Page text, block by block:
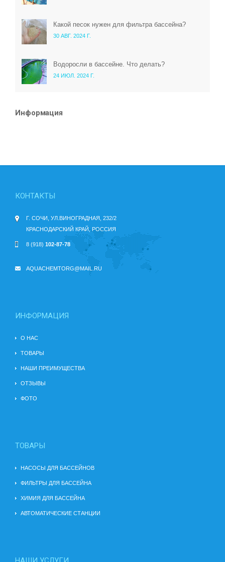
Какой песок нужен для фильтра бассейна?
30 АВГ. 2024 Г.
Водоросли в бассейне. Что делать?
24 ИЮЛ. 2024 Г.
Информация
КОНТАКТЫ
Г. СОЧИ, УЛ.ВИНОГРАДНАЯ, 232/2
КРАСНОДАРСКИЙ КРАЙ, РОССИЯ
8 (918) 102-87-78
AQUACHEMTORG@MAIL.RU
ИНФОРМАЦИЯ
О НАС
ТОВАРЫ
НАШИ ПРЕИМУЩЕСТВА
ОТЗЫВЫ
ФОТО
ТОВАРЫ
НАСОСЫ ДЛЯ БАССЕЙНОВ
ФИЛЬТРЫ ДЛЯ БАССЕЙНА
ХИМИЯ ДЛЯ БАССЕЙНА
АВТОМАТИЧЕСКИЕ СТАНЦИИ